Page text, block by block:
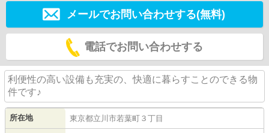
メールでお問い合わせする(無料)
電話でお問い合わせする
利便性の高い設備も充実の、快適に暮らすことのできる物
件です♪
所在地 東京都立川市若葉町 ３丁目